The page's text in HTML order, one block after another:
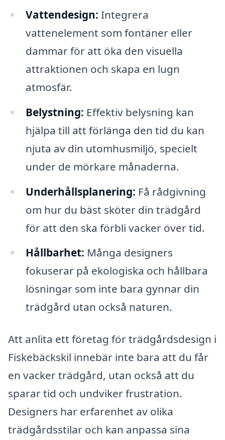
Vattendesign: Integrera
vattenelement som fontäner eller
dammar för att öka den visuella
attraktionen och skapa en lugn
atmosfär.
Belystning: Effektiv belysning kan
hjälpa till att förlänga den tid du kan
njuta av din utomhusmiljö, specielt
under de mörkare månaderna.
Underhållsplanering: Få rådgivning
om hur du bäst sköter din trädgård
för att den ska förbli vacker över tid.
Hållbarhet: Många designers
fokuserar på ekologiska och hållbara
lösningar som inte bara gynnar din
trädgård utan också naturen.
Att anlita ett företag för trädgårdsdesign i
Fiskebäckskil innebär inte bara att du får
en vacker trädgård, utan också att du
sparar tid och undviker frustration.
Designers har erfarenhet av olika
trädgårdsstilar och kan anpassa sina